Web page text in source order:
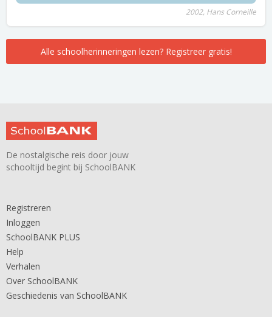
2002, Hans Corneille
Alle schoolherinneringen lezen? Registreer gratis!
De nostalgische reis door jouw
schooltijd begint bij SchoolBANK
Registreren
Inloggen
SchoolBANK PLUS
Help
Verhalen
Over SchoolBANK
Geschiedenis van SchoolBANK